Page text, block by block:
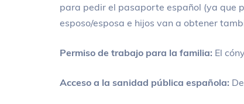
para pedir el pasaporte español (ya que
esposo/esposa e hijos van a obtener
Permiso de trabajo para la familia: El
Acceso a la sanidad pública española: